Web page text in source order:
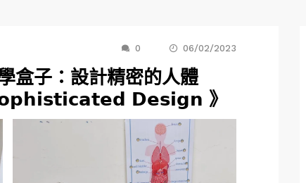
0 06/02/2023
盒子：設計精密的人體
𝗗𝗲𝘀𝗶𝗴𝗻 》